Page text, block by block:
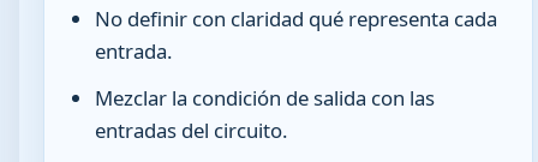
No definir con claridad qué representa cada
entrada.
Mezclar la condición de salida con las
entradas del circuito.